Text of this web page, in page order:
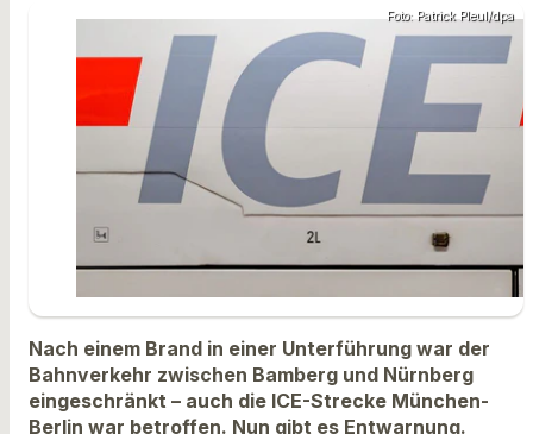
Foto: Patrick Pleul/dpa
Nach einem Brand in einer Unterführung war der
Bahnverkehr zwischen Bamberg und Nürnberg
eingeschränkt – auch die ICE-Strecke München-
Berlin war betroffen. Nun gibt es Entwarnung.